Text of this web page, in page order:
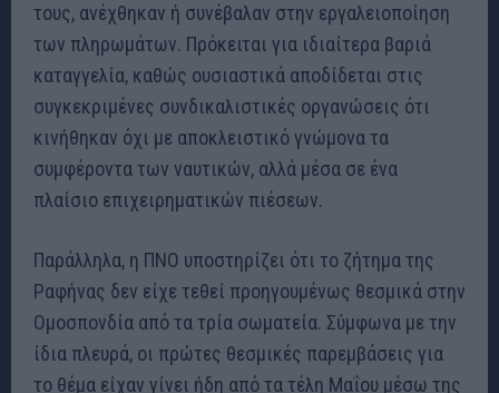
τους, ανέχθηκαν ή συνέβαλαν στην εργαλειοποίηση
των πληρωμάτων. Πρόκειται για ιδιαίτερα βαριά
καταγγελία, καθώς ουσιαστικά αποδίδεται στις
συγκεκριμένες συνδικαλιστικές οργανώσεις ότι
κινήθηκαν όχι με αποκλειστικό γνώμονα τα
συμφέροντα των ναυτικών, αλλά μέσα σε ένα
πλαίσιο επιχειρηματικών πιέσεων.
Παράλληλα, η ΠΝΟ υποστηρίζει ότι το ζήτημα της
Ραφήνας δεν είχε τεθεί προηγουμένως θεσμικά στην
Ομοσπονδία από τα τρία σωματεία. Σύμφωνα με την
ίδια πλευρά, οι πρώτες θεσμικές παρεμβάσεις για
το θέμα είχαν γίνει ήδη από τα τέλη Μαΐου μέσω της